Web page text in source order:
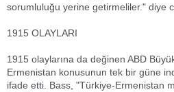
sorumluluğu yerine getirmeliler." diye
1915 OLAYLARI
1915 olaylarına da değinen ABD
Ermenistan konusunun tek bir güne
ifade etti. Bass, "Türkiye-Ermenistan